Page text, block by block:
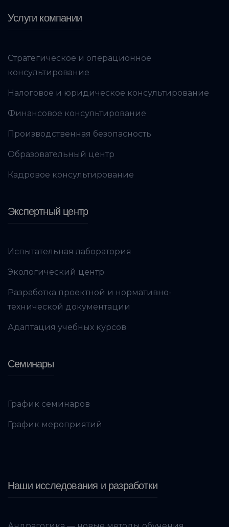
Услуги компании
Стратегическое и операционное
консультирование
Налоговое и юридическое консультирование
Финансовое консультирование
Производственная безопасность
Образовательный центр
Кадровое консультирование
Экспертный центр
Испытательная лаборатория
Экологический центр
Разработка проектной и нормативно-
технической документации
Адаптация учебных курсов
Семинары
График семинаров
График мероприятий
Наши исследования и разработки